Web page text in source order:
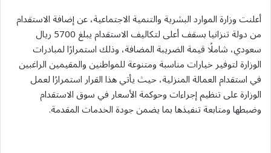
أعلنت وزارة الموارد البشرية والتنمية الاجتماعية، عن إضافة الاستقدام
من دولة تنزانيا بسقف أعلى لتكاليف الاستقدام يبلغ 5700 ريال
سعودي، شاملًا قيمة الضريبة المضافة، وذلك استمرارًا لمبادرات
الوزارة لتوفير خيارات مناسبة ومتنوعة للمواطنين والمقيمين الراغبين
في استقدام العمالة المنزلية، حيث يأتي هذا القرار استمرارًا لعمل
الوزارة على تنظيم إجراءات وحوكمة الأسعار في سوق الاستقدام
وضبطها ومتابعة تنفيذها بما يضمن جودة الخدمات المقدمة.